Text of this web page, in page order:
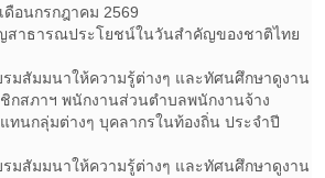
ดือนกรกฎาคม 2569
สาธารณประโยชน์ในวันสำคัญของชาติไทย
รมสัมมนาให้ความรู้ต่างๆ และทัศนศึกษาดูงาน
กสภาฯ พนักงานส่วนตำบลพนักงานจ้าง
นกลุ่มต่างๆ บุคลากรในท้องถิ่น ประจำปี
รมสัมมนาให้ความรู้ต่างๆ และทัศนศึกษาดูงาน